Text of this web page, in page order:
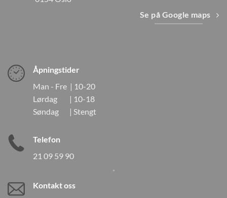
Se på Google maps
Åpningstider
Man - Fre | 10-20
Lørdag | 10-18
Søndag | Stengt
Telefon
21 09 59 90
Kontakt oss